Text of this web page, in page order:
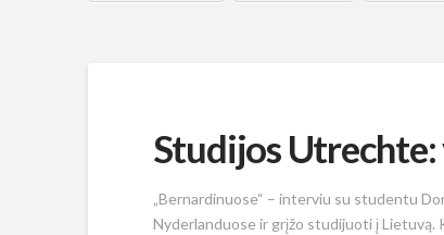
Studijos
„Bernardinuose“ – interviu su studentu
Nyderlanduose ir grįžo studijuoti į